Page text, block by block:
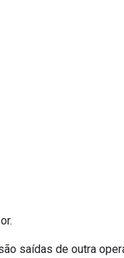
saídas de outra